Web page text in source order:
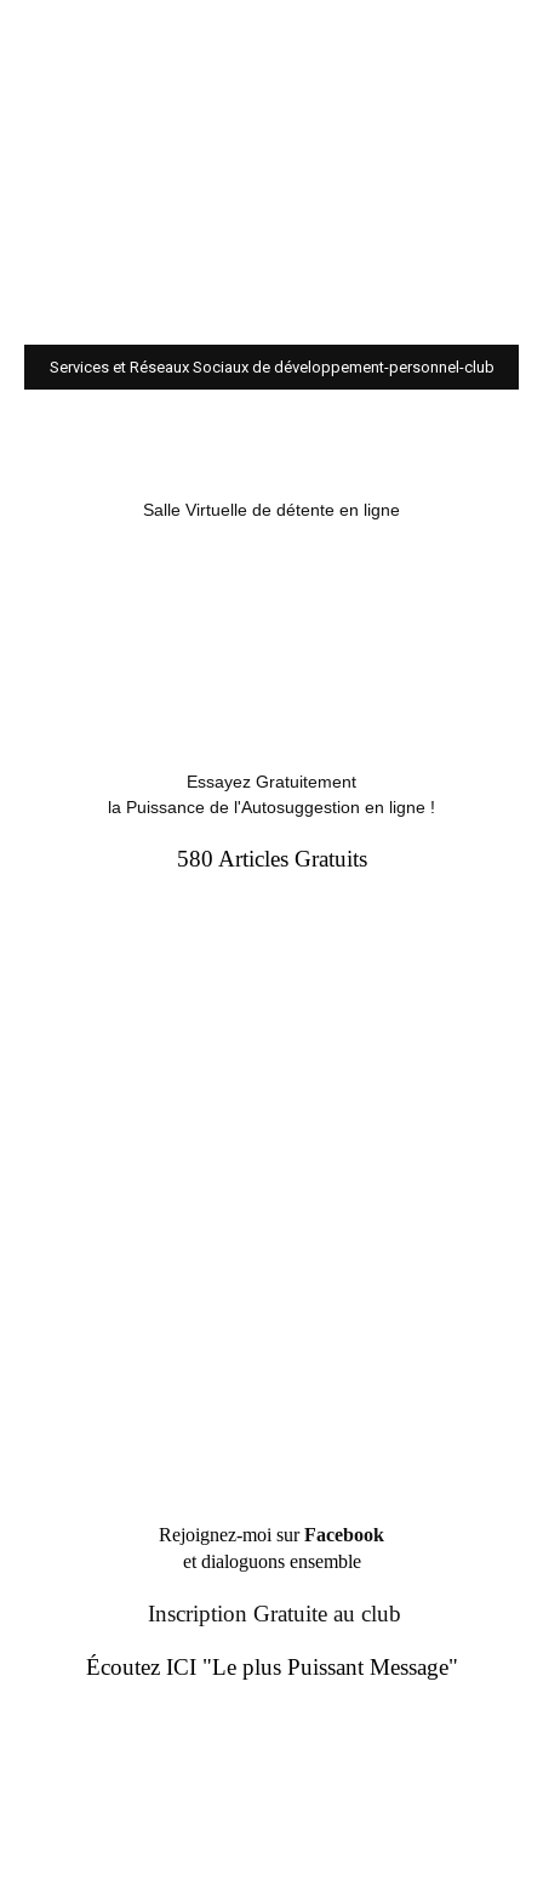
Services et Réseaux Sociaux de développement-personnel-club
Salle Virtuelle de détente en ligne
Essayez Gratuitement
la Puissance de l'Autosuggestion en ligne !
580 Articles Gratuits
Rejoignez-moi surFacebook
et dialoguons ensemble
Inscription Gratuite au club
Écoutez ICI "Le plus Puissant Message"